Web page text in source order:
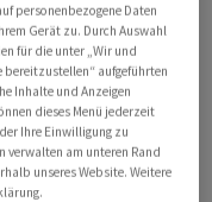
kurz nach dem
Dienstag an der
Der Euro
von zeitweise
liegt damit
vom Vorjahr.
personenbezogene Daten
Gerät zu. Durch Auswahl
für die unter „Wir und
bereitzustellen“ aufgeführten
Inhalte und Anzeigen
dieses Menü jederzeit
Ihre Einwilligung zu
verwalten am unteren Rand
unseres Website. Weitere